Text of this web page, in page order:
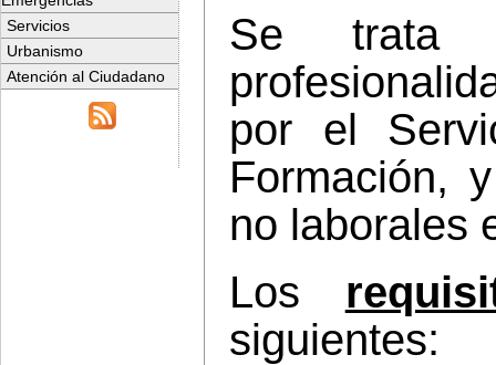
Servicios
Urbanismo
Atención al Ciudadano
Se trata
por el
Formación,
no laborales
Los
siguientes: